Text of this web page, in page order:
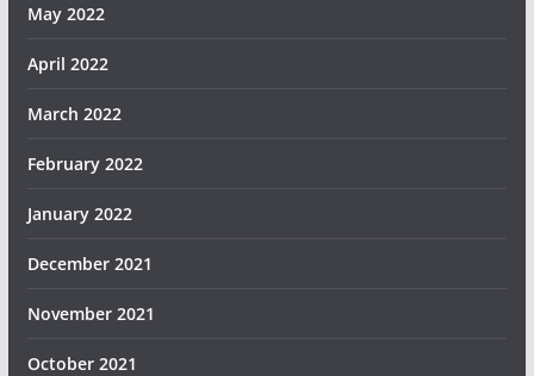
May 2022
April 2022
March 2022
February 2022
January 2022
December 2021
November 2021
October 2021